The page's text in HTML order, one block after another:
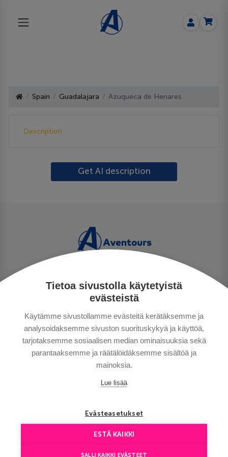
Tietoa sivustolla käytetyistä
evästeistä
Käytämme sivustollamme evästeitä kerätäksemme ja
analysoidaksemme sivuston suorituskykyä ja käyttöä,
tarjotaksemme sosiaalisen median ominaisuuksia sekä
parantaaksemme ja räätälöidäksemme sisältöä ja
mainoksia.
Lue lisää
Evästeasetukset
ESTÄ KAIKKI
SALLI KAIKKI EVÄSTEET
Spain Guadalajara Azuqueca de Henares
Description
Get AI description
PRIVACY POLICY
MAKSUTAVAT
GENERAL CONDITIONS
GOOD TO KNOW
CONTACTS
Copyright © Aventours 2026